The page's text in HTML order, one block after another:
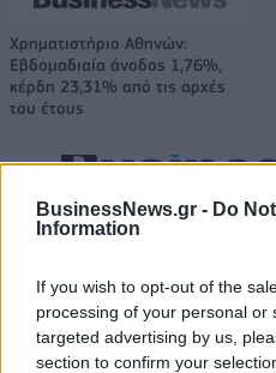
BusinessNews.gr - Do
Information
If you wish to opt-out of the
processing of your personal or
targeted advertising by us,
section to confirm your
Χρηματιστήριο Αθηνών:
Εβδομαδιαία άνοδος 1,76%,
κέρδη 23,31% από τις αρχές
του έτους
Media: Με ενίσχυση 8 εκατ. ευρώ
πρόγραμμα στήριξης- Κάλυψη
Η Toyota φέρνει νέα γενιά
μπαταριών για τα υβριδικά της